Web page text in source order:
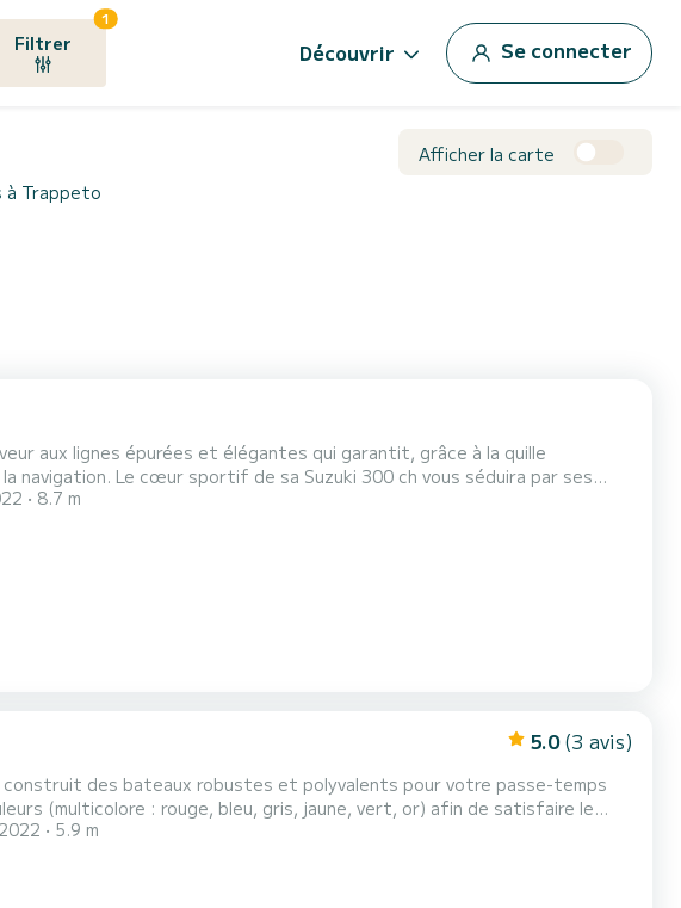
Filtrer
1
Découvrir Se connecter
Afficher la carte
à Trappeto
vous séduira par ses
8.7 m
5.0 (3 avis)
construit des bateaux robustes et polyvalents pour votre passe-temps
(multicolore : rouge, bleu, gris, jaune, vert, or) afin de satisfaire le
avant avec 2 coussins de tête, un siège de conduite confortable
jusqu'à 3 personnes. Il dispose également...
2022 5.9 m